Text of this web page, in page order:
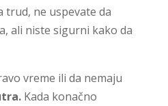
trud, ne uspevate da
ali niste sigurni kako da
vreme ili da nemaju
Kada konačno